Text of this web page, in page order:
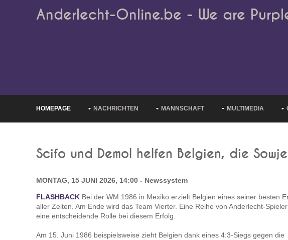
Anderlecht-Online.be - We are
HOMEPAGE NACHRICHTEN MANNSCHAFT MULTIMEDIA
Scifo und Demol helfen Belgien, die
MONTAG, 15 JUNI 2026, 14:00 - Newssystem
FLASHBACK Bei der WM 1986 in Mexiko erzielt Belgien eines seiner besten
aller Zeiten. Am Ende wird das Team Vierter. Eine Reihe von Anderlecht-
eine entscheidende Rolle bei diesem Erfolg.
Am 15. Juni 1986 beispielsweise zieht Belgien dank eines 4:3-Siegs gegen die